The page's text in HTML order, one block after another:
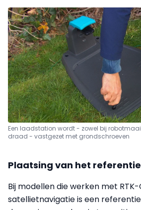
Een laadstation wordt - zowel bij
draad - vastgezet met grondschroeven
Plaatsing van het
Bij modellen die werken met RTK-
satellietnavigatie is een